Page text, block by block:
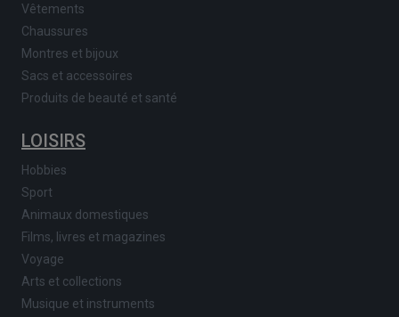
Vêtements
Chaussures
Montres et bijoux
Sacs et accessoires
Produits de beauté et santé
LOISIRS
Hobbies
Sport
Animaux domestiques
Films, livres et magazines
Voyage
Arts et collections
Musique et instruments